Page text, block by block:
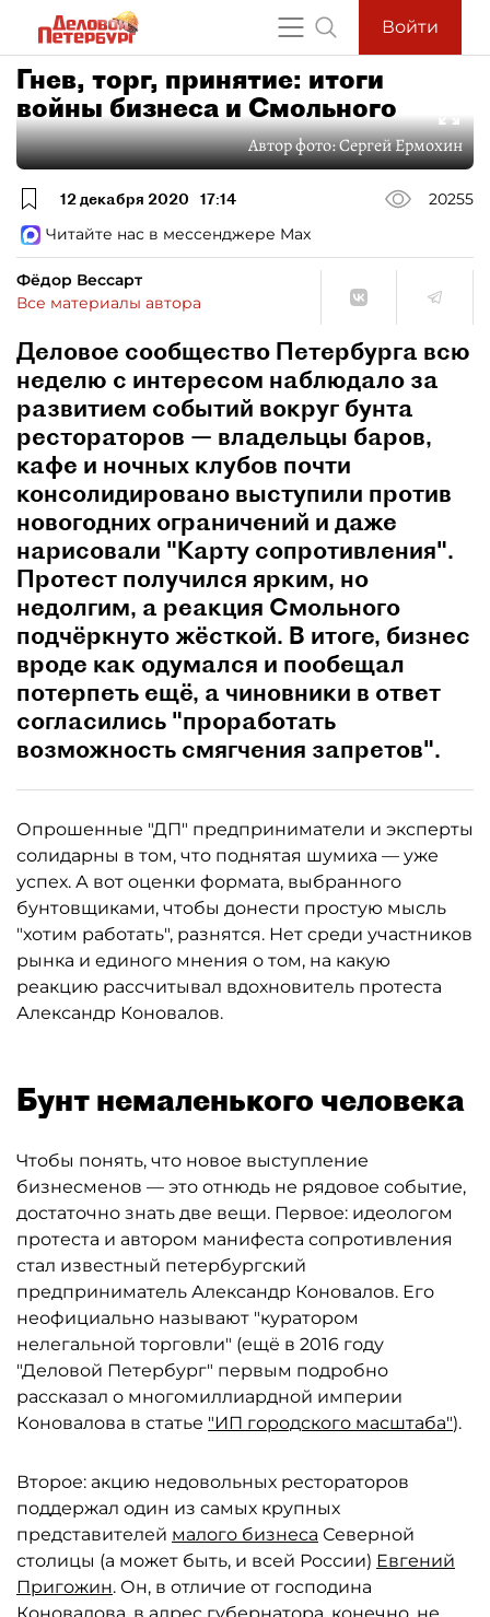
Войти
Гнев, торг, принятие: итоги
войны бизнеса и Смольного
Автор фото:Сергей Ермохин
12 декабря 2020 17:14
20255
Читайте нас в мессенджере Max
Фёдор Вессарт
Все материалы автора
Деловое сообщество Петербурга всю
неделю с интересом наблюдало за
развитием событий вокруг бунта
рестораторов — владельцы баров,
кафе и ночных клубов почти
консолидировано выступили против
новогодних ограничений и даже
нарисовали "Карту сопротивления".
Протест получился ярким, но
недолгим, а реакция Смольного
подчёркнуто жёсткой. В итоге, бизнес
вроде как одумался и пообещал
потерпеть ещё, а чиновники в ответ
согласились "проработать
возможность смягчения запретов".
Опрошенные "ДП" предприниматели и эксперты
солидарны в том, что поднятая шумиха — уже
успех. А вот оценки формата, выбранного
бунтовщиками, чтобы донести простую мысль
"хотим работать", разнятся. Нет среди участников
рынка и единого мнения о том, на какую
реакцию рассчитывал вдохновитель протеста
Александр Коновалов.
Бунт немаленького человека
Чтобы понять, что новое выступление
бизнесменов — это отнюдь не рядовое событие,
достаточно знать две вещи. Первое: идеологом
протеста и автором манифеста сопротивления
стал известный петербургский
предприниматель Александр Коновалов. Его
неофициально называют "куратором
нелегальной торговли" (ещё в 2016 году
"Деловой Петербург" первым подробно
рассказал о многомиллиардной империи
Коновалова в статье "ИП городского масштаба").
Второе: акцию недовольных рестораторов
поддержал один из самых крупных
представителей малого бизнеса Северной
столицы (а может быть, и всей России) Евгений
Пригожин. Он, в отличие от господина